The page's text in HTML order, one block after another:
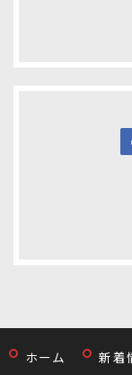
ホーム 新着